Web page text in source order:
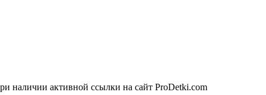
наличии активной ссылки на сайт ProDetki.com